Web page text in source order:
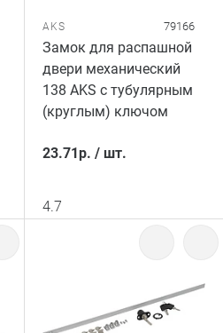
AKS 79166
Замок для распашной
двери механический
138 AKS c тубулярным
(круглым) ключом
23.71р. / шт.
4.7